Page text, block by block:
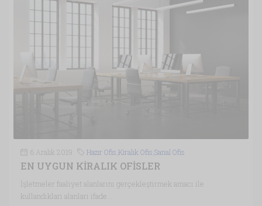
6 Aralık 2019 Hazır Ofis Kiralık Ofis Sanal Ofis
EN UYGUN KİRALIK OFİSLER
İşletmeler faaliyet alanlarını gerçekleştirmek amacı ile
kullandıkları alanları ifade...